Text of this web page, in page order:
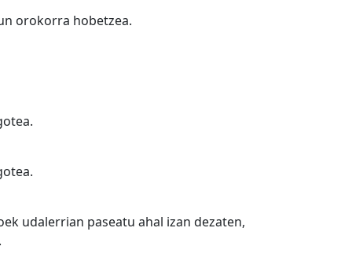
orokorra hobetzea.
udalerrian paseatu ahal izan dezaten,